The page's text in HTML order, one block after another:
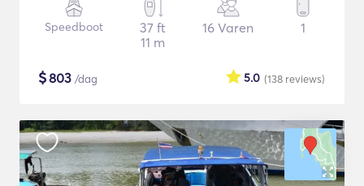
Speedboot
37 ft
11 m
16 Varen 1
$803 /dag (138 reviews)
5.0